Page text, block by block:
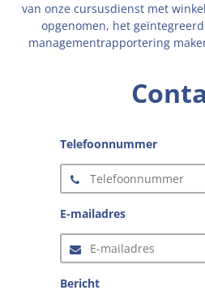
van onze cursusdienst met
opgenomen, het
managementrapportering
Telefoonnummer
E-mailadres
Bericht